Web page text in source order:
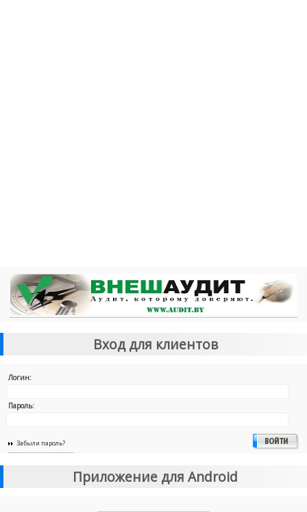
Вход для клиентов
Логин:
Пароль:
Забыли пароль?
Приложение для Android